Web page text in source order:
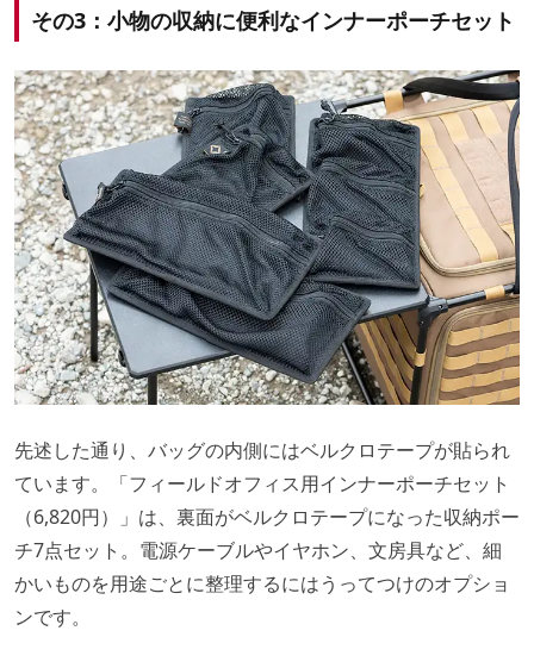
その3：小物の収納に便利なインナーポーチセット
先述した通り、バッグの内側にはベルクロテープが貼られ
ています。「フィールドオフィス用インナーポーチセット
（6,820円）」は、裏面がベルクロテープになった収納ポー
チ7点セット。電源ケーブルやイヤホン、文房具など、細
かいものを用途ごとに整理するにはうってつけのオプショ
ンです。